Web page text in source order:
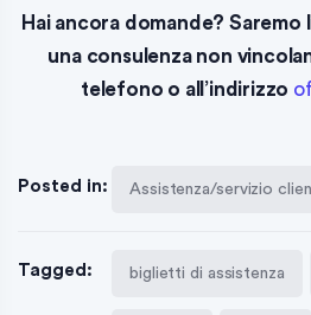
Hai ancora domande?
una consulenza non
telefono o all’indirizzo
Posted in: Assistenza/servizio
Tagged: biglietti di assistenza